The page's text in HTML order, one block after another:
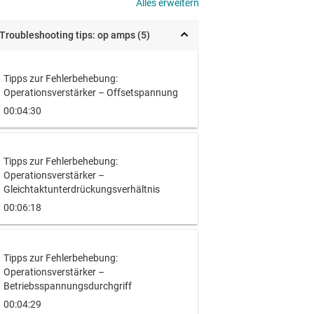
Alles erweitern
Troubleshooting tips: op amps (5)
Tipps zur Fehlerbehebung:
Operationsverstärker – Offsetspannung
00:04:30
Tipps zur Fehlerbehebung:
Operationsverstärker –
Gleichtaktunterdrückungsverhältnis
00:06:18
Tipps zur Fehlerbehebung:
Operationsverstärker –
Betriebsspannungsdurchgriff
00:04:29